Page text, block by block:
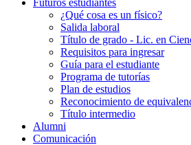
¿Qué cosa es un físico?
Salida laboral
Título de grado - Lic. en
Requisitos para ingresar
Guía para el estudiante
Programa de tutorías
Plan de estudios
Reconocimiento de
Título intermedio
Alumni
Comunicación